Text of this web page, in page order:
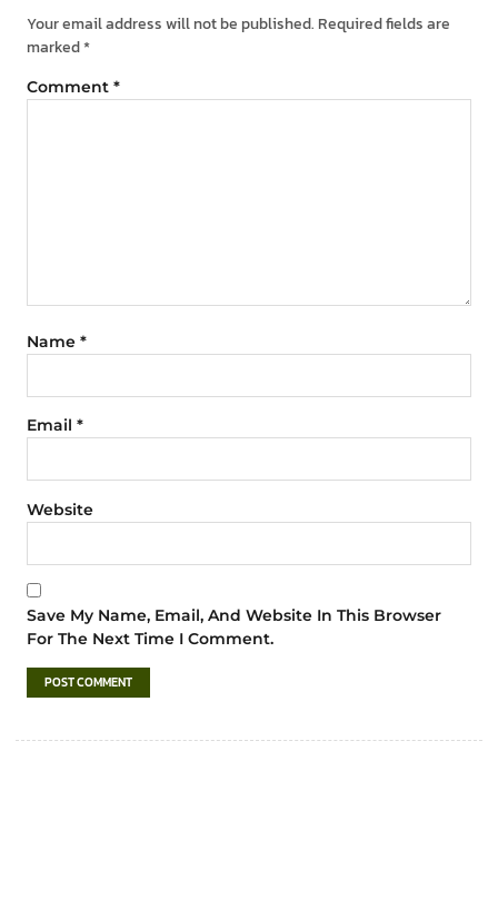
Your email address will not be published. Required fields are
marked*
Comment *
Name *
Email *
Website
Save My Name, Email, And Website In This Browser
For The Next Time I Comment.